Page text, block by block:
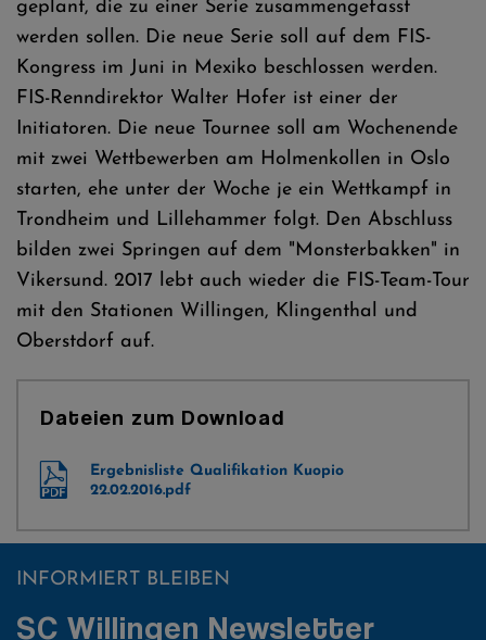
geplant, die zu einer Serie zusammengefasst
werden sollen. Die neue Serie soll auf dem FIS-
Kongress im Juni in Mexiko beschlossen werden.
FIS-Renndirektor Walter Hofer ist einer der
Initiatoren. Die neue Tournee soll am Wochenende
mit zwei Wettbewerben am Holmenkollen in Oslo
starten, ehe unter der Woche je ein Wettkampf in
Trondheim und Lillehammer folgt. Den Abschluss
bilden zwei Springen auf dem "Monsterbakken" in
Vikersund. 2017 lebt auch wieder die FIS-Team-Tour
mit den Stationen Willingen, Klingenthal und
Oberstdorf auf.
Dateien zum Download
Ergebnisliste Qualifikation Kuopio
22.02.2016.pdf
INFORMIERT BLEIBEN
SC Willingen Newsletter